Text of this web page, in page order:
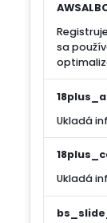
sa
Ukladá
Ukladá